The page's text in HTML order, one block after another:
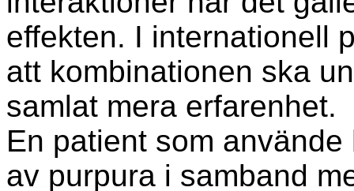
effekten. I internationell
att kombinationen ska
samlat mera erfarenhet.
En patient som
av purpura i samband